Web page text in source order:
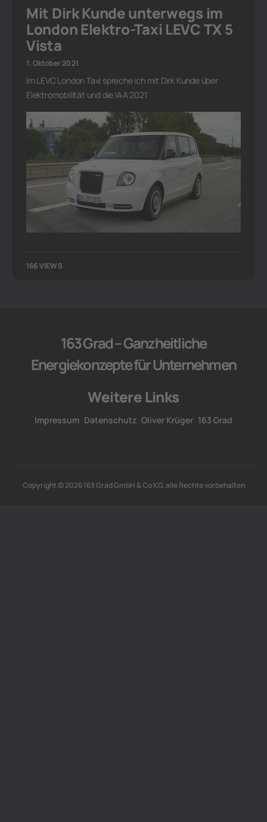
Mit Dirk Kunde unterwegs im
London Elektro-Taxi LEVC TX 5
Vista
1. Oktober 2021
Im LEVC London Taxi spreche ich mit Dirk Kunde über
Elektromobilität und die IAA 2021
166 VIEWS
163 Grad – Ganzheitliche
Energiekonzepte für Unternehmen
Weitere Links
Impressum Datenschutz Oliver Krüger 163 Grad
Copyright © 2026 163 Grad GmbH & Co KG, alle Rechte vorbehalten